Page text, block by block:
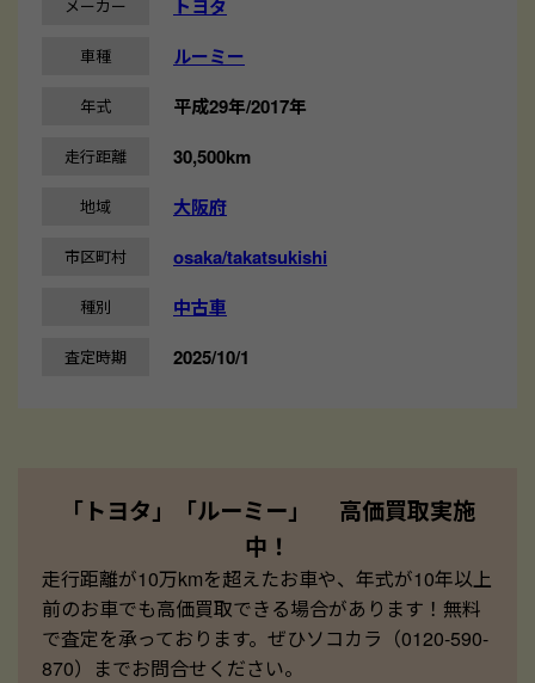
メーカー トヨタ
車種 ルーミー
年式 平成29年/2017年
走行距離 30,500km
地域 大阪府
市区町村 osaka/takatsukishi
種別 中古車
査定時期 2025/10/1
「トヨタ」「ルーミー」 高価買取実施
中！
走行距離が10万kmを超えたお車や、年式が10年以上
前のお車でも高価買取できる場合があります！無料
で査定を承っております。ぜひソコカラ（0120-590-
870）までお問合せください。